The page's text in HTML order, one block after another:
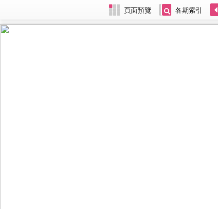
頁面預覽 各期索引